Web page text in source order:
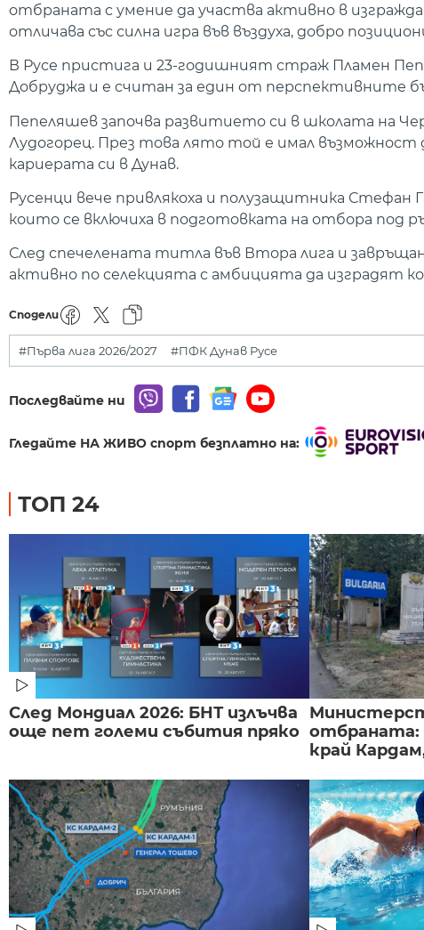
отбраната с умение да участва активно в
отличава със силна игра във въздуха, добро
В Русе пристига и 23-годишният страж Пламен
Добруджа и е считан за един от перспективните
Пепеляшев започва развитието си в школата на
Лудогорец. През това лято той е имал възможност
кариерата си в Дунав.
Русенци вече привлякоха и полузащитника Стефан
които се включиха в подготовката на отбора под
След спечелената титла във Втора лига и
активно по селекцията с амбицията да изградят
Сподели
#Първа лига 2026/2027 #ПФК Дунав Русе
Последвайте ни
Гледайте НА ЖИВО спорт безплатно на:
ТОП 24
След Мондиал 2026: БНТ излъчва
още пет големи събития пряко отбраната:
край